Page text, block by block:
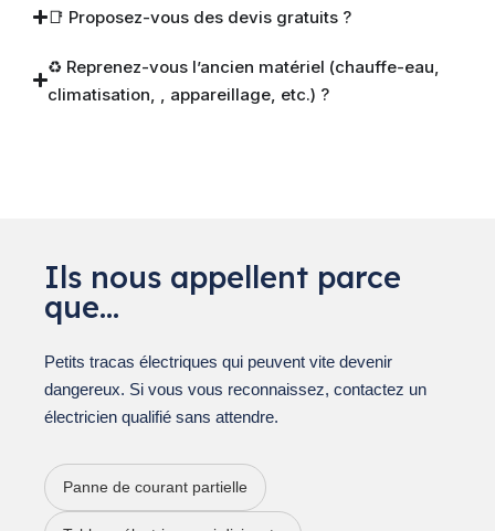
📑 Proposez-vous des devis gratuits ?
♻️ Reprenez-vous l’ancien matériel (chauffe-eau,
climatisation, , appareillage, etc.) ?
Ils nous appellent parce
que…
Petits tracas électriques qui peuvent vite devenir
dangereux. Si vous vous reconnaissez, contactez un
électricien qualifié sans attendre.
Panne de courant partielle